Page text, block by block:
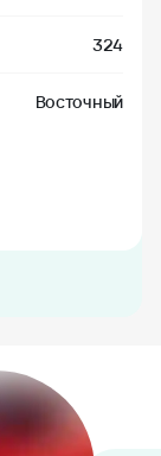
324
Восточный